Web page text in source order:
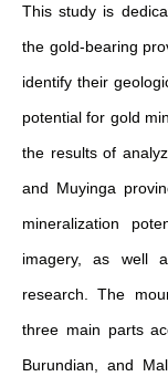
This study is
the gold-bearing
identify their
potential for gold
the results of
and Muyinga
mineralization
imagery, as well
research. The
three main parts
Burundian, and